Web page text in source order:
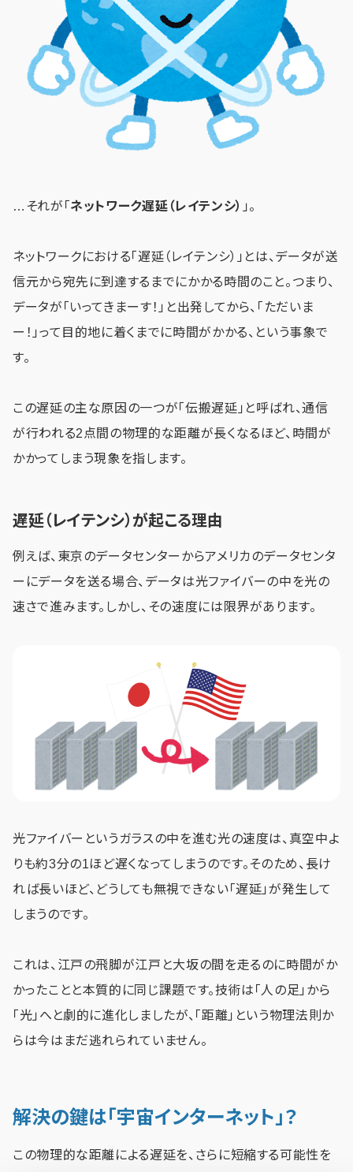
…それが「 ネットワーク遅延（レイテンシ） 」。
ネットワークにおける「遅延（レイテンシ）」とは、データが送
信元から宛先に到達するまでにかかる時間のこと。つまり、
データが「いってきまーす！」と出発してから、「ただいま
ー！」って目的地に着くまでに時間がかかる、という事象で
す。
この遅延の主な原因の一つが「伝搬遅延」と呼ばれ、通信
が行われる2点間の物理的な距離が長くなるほど、時間が
かかってしまう現象を指します。
遅延（レイテンシ）が起こる理由
例えば、東京のデータセンターからアメリカのデータセンタ
ーにデータを送る場合、データは光ファイバーの中を光の
速さで進みます。しかし、その速度には限界があります。
光ファイバーというガラスの中を進む光の速度は、真空中よ
りも約3分の1ほど遅くなってしまうのです。そのため、長け
れば長いほど、どうしても無視できない「遅延」が発生して
しまうのです。
これは、江戸の飛脚が江戸と大坂の間を走るのに時間がか
かったことと本質的に同じ課題です。技術は「人の足」から
「光」へと劇的に進化しましたが、「距離」という物理法則か
らは今はまだ逃れられていません。
解決の鍵は「宇宙インターネット」？
この物理的な距離による遅延を、さらに短縮する可能性を